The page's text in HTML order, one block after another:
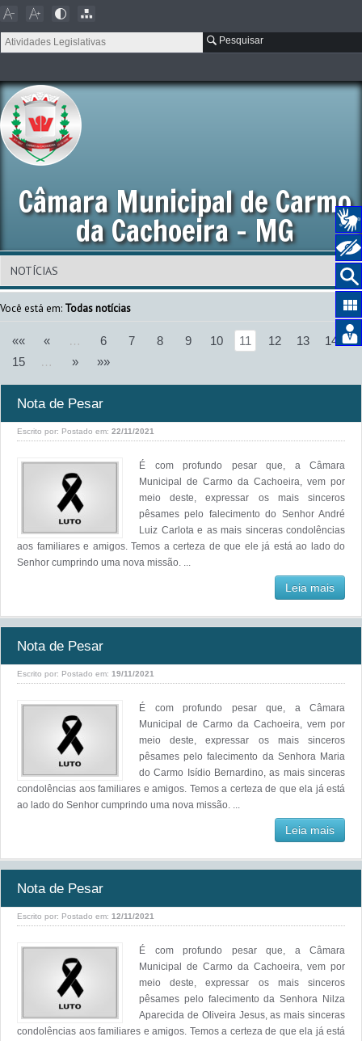
Pesquisar
Câmara Municipal de Carmo
da Cachoeira - MG
Você está em: Todas notícias
«« « … 6 7 8 9 10 11 12 13
14
15
… » »»
Nota de Pesar
Escrito por: Postado em: 22/11/2021
É com profundo pesar que, a Câmara
Municipal de Carmo da Cachoeira, vem por
meio deste, expressar os mais sinceros
pêsames pelo falecimento do Senhor André
Luiz Carlota e as mais sinceras condolências
aos familiares e amigos. Temos a certeza de que ele já está ao lado do
Senhor cumprindo uma nova missão. ...
Leia mais
Nota de Pesar
Escrito por: Postado em: 19/11/2021
É com profundo pesar que, a Câmara
Municipal de Carmo da Cachoeira, vem por
meio deste, expressar os mais sinceros
pêsames pelo falecimento da Senhora Maria
do Carmo Isídio Bernardino, as mais sinceras
condolências aos familiares e amigos. Temos a certeza de que ela já está
ao lado do Senhor cumprindo uma nova missão. ...
Leia mais
Nota de Pesar
Escrito por: Postado em: 12/11/2021
É com profundo pesar que, a Câmara
Municipal de Carmo da Cachoeira, vem por
meio deste, expressar os mais sinceros
pêsames pelo falecimento da Senhora Nilza
Aparecida de Oliveira Jesus, as mais sinceras
condolências aos familiares e amigos. Temos a certeza de que ela já está